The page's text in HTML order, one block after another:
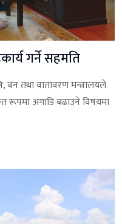
गर्ने सहमति
वन तथा वातावरण मन्त्रालयले
रूपमा अगाडि बढाउने विषयमा